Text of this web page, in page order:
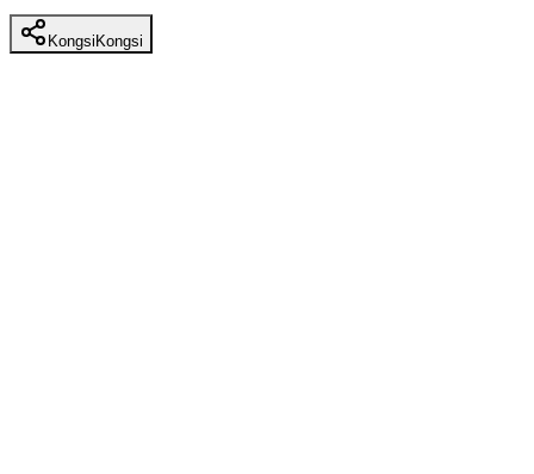
Kongsi Kongsi